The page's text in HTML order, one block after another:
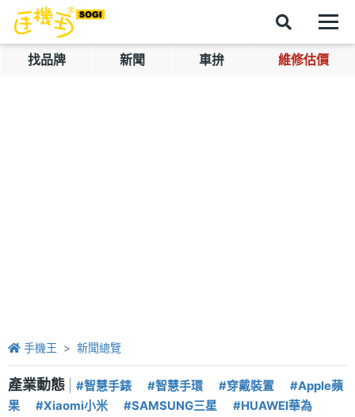
找品牌 新聞 車拚 維修估價
手機王 新聞總覽
產業動態 #智慧手錶 #智慧手環 #穿戴裝置
#Apple蘋
果
#Xiaomi小米 #SAMSUNG三星 #HUAWEI華為